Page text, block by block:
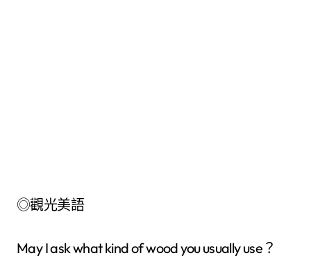
◎觀光美語
May I ask what kind of wood you usually use？